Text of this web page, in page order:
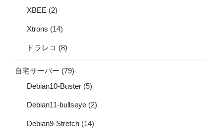
XBEE (2)
Xtrons (14)
ドラレコ (8)
自宅サーバー (79)
Debian10-Buster (5)
Debian11-bullseye (2)
Debian9-Stretch (14)